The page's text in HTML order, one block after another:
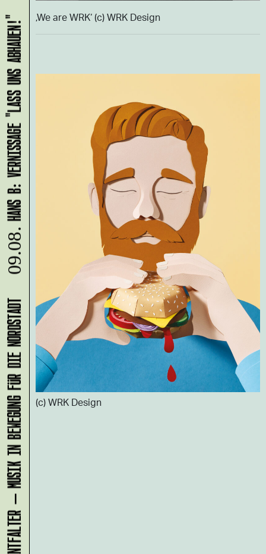
‚We are WRK‘ (c) WRK Design
(c) WRK Design
KLANG-ENTFALTER – MUSIK IN BEWEGUNG FÜR DIE NORDSTADT
09.08.
HANS B: VERNISSAGE "LASS UNS ABHAUEN!"